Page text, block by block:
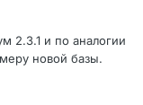
2.3.1 и по аналогии
новой базы.